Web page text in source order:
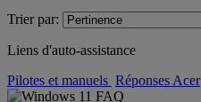
Trier par:
Liens d'auto-assistance
Pilotes et manuels Réponses Acer